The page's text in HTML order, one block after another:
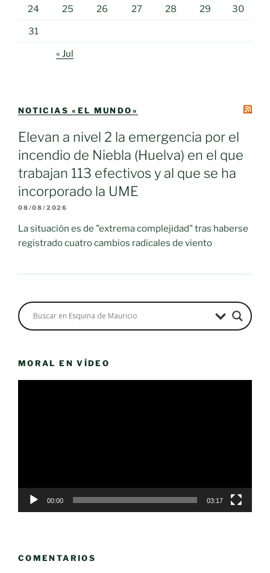
24 25 26 27 28 29 30
31
« Jul
NOTICIAS «EL MUNDO»
Elevan a nivel 2 la emergencia por el
incendio de Niebla (Huelva) en el que
trabajan 113 efectivos y al que se ha
incorporado la UME
08/08/2026
La situación es de "extrema complejidad" tras haberse
registrado cuatro cambios radicales de viento
MORAL EN VÍDEO
00:00 03:17
COMENTARIOS